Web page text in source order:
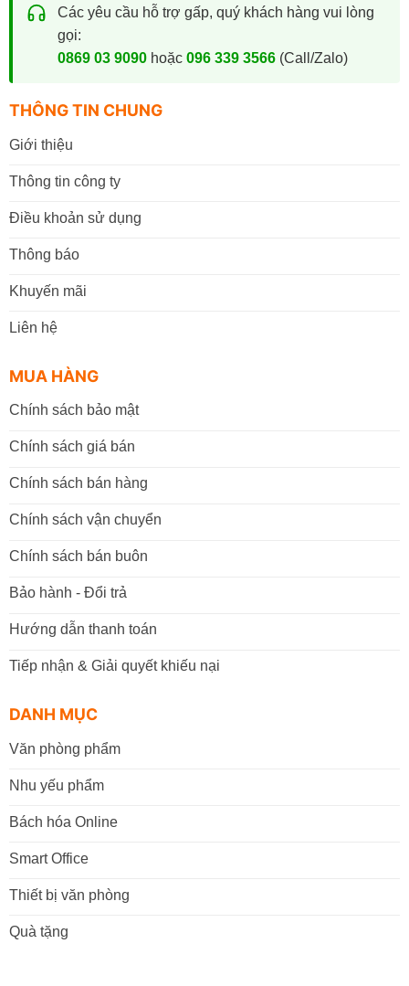
Các yêu cầu hỗ trợ gấp, quý khách hàng vui lòng
gọi:
0869 03 9090hoặc 096 339 3566(Call/Zalo)
THÔNG TIN CHUNG
Giới thiệu
Thông tin công ty
Điều khoản sử dụng
Thông báo
Khuyến mãi
Liên hệ
MUA HÀNG
Chính sách bảo mật
Chính sách giá bán
Chính sách bán hàng
Chính sách vận chuyển
Chính sách bán buôn
Bảo hành - Đổi trả
Hướng dẫn thanh toán
Tiếp nhận & Giải quyết khiếu nại
DANH MỤC
Văn phòng phẩm
Nhu yếu phẩm
Bách hóa Online
Smart Office
Thiết bị văn phòng
Quà tặng